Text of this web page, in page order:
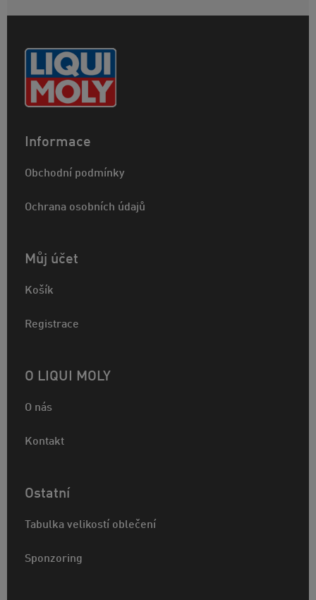
Informace
Obchodní podmínky
Ochrana osobních údajů
Můj účet
Košík
Registrace
O LIQUI MOLY
O nás
Kontakt
Ostatní
Tabulka velikostí oblečení
Sponzoring